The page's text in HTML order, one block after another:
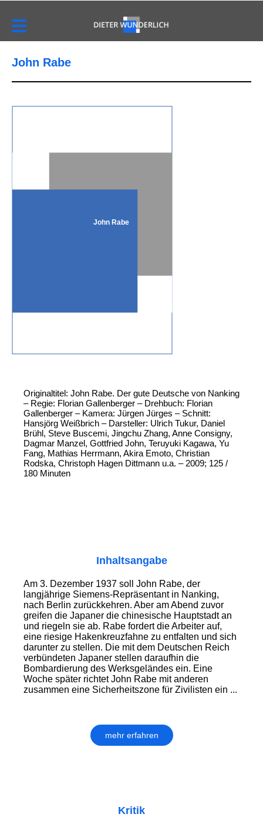
John Rabe
John Rabe
Originaltitel: John Rabe. Der gute Deutsche von Nanking
– Regie: Florian Gallenberger – Drehbuch: Florian
Gallenberger – Kamera: Jürgen Jürges – Schnitt:
Hansjörg Weißbrich – Darsteller: Ulrich Tukur, Daniel
Brühl, Steve Buscemi, Jingchu Zhang, Anne Consigny,
Dagmar Manzel, Gottfried John, Teruyuki Kagawa, Yu
Fang, Mathias Herrmann, Akira Emoto, Christian
Rodska, Christoph Hagen Dittmann u.a. – 2009; 125 /
180 Minuten
Inhaltsangabe
Am 3. Dezember 1937 soll John Rabe, der
langjährige Siemens-Repräsentant in Nanking,
nach Berlin zurückkehren. Aber am Abend zuvor
greifen die Japaner die chinesische Hauptstadt an
und riegeln sie ab. Rabe fordert die Arbeiter auf,
eine riesige Hakenkreuzfahne zu entfalten und sich
darunter zu stellen. Die mit dem Deutschen Reich
verbündeten Japaner stellen daraufhin die
Bombardierung des Werksgeländes ein. Eine
Woche später richtet John Rabe mit anderen
zusammen eine Sicherheitszone für Zivilisten ein ...
mehr erfahren
Kritik